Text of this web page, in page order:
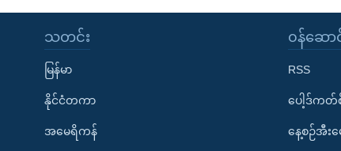
သတင်း
မြန်မာ
နိုင်ငံတကာ
အမေရိကန်
၀န်ဆော
RSS
ပေါ့ဒ်ကတ်
နေ့စဉ်အီး